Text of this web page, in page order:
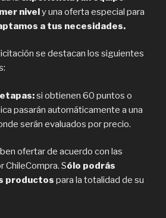
nively una oferta especial para
a tus necesidades.
se destacan los siguientes
si obtienen 60 puntos o
pasarán automáticamente a una
serán evaluados por precio.
ofertar de acuerdo con las
ChileCompra. Sólo podrás
productos para la totalidad de su